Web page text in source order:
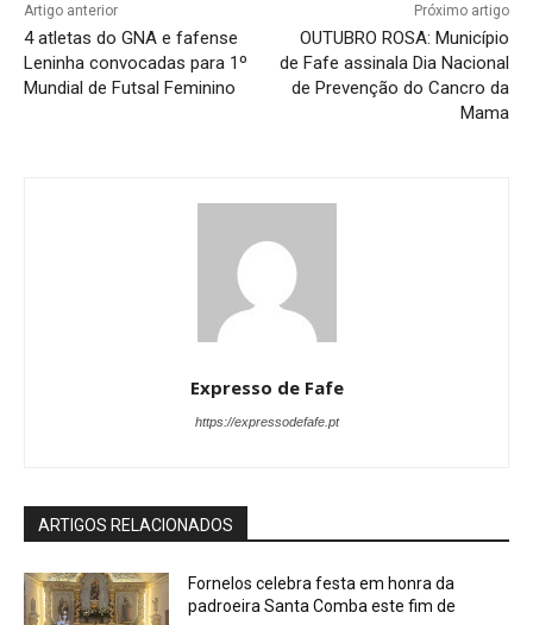
Artigo anterior
4 atletas do GNA e fafense
Leninha convocadas para 1º
Mundial de Futsal Feminino
Próximo artigo
OUTUBRO ROSA: Município
de Fafe assinala Dia Nacional
de Prevenção do Cancro da
Mama
Expresso de Fafe
https://expressodefafe.pt
ARTIGOS RELACIONADOS
Fornelos celebra festa em honra da
padroeira Santa Comba este fim de